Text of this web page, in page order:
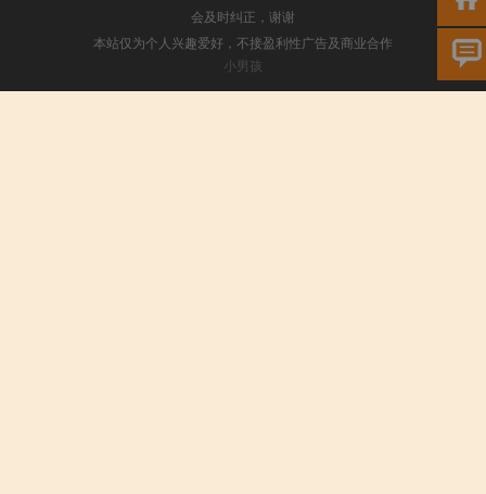
会及时纠正，谢谢
本站仅为个人兴趣爱好，不接盈利性广告及商业合作
小男孩